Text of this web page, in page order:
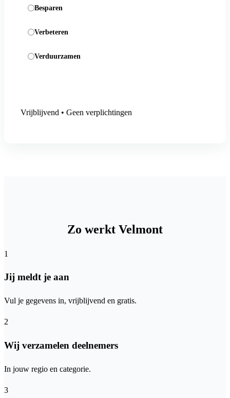
Besparen
Verbeteren
Verduurzamen
Vrijblijvend • Geen verplichtingen
Zo werkt Velmont
1
Jij meldt je aan
Vul je gegevens in, vrijblijvend en gratis.
2
Wij verzamelen deelnemers
In jouw regio en categorie.
3